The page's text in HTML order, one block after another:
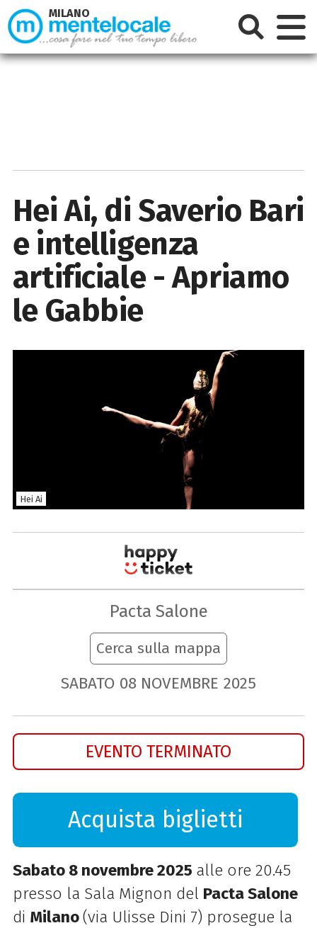
Hei Ai, di Saverio Bari
e intelligenza
artificiale - Apriamo
le Gabbie
Hei Ai
Pacta Salone
Cerca sulla mappa
SABATO 08 NOVEMBRE 2025
EVENTO TERMINATO
Acquista biglietti
Sabato 8 novembre 2025 alle ore 20.45
presso la Sala Mignon del Pacta Salone
di Milano(via Ulisse Dini 7) prosegue la
MILANO